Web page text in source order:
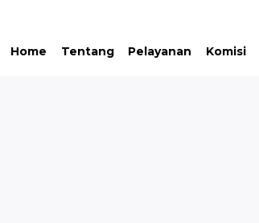
Home Tentang Pelayanan Komisi